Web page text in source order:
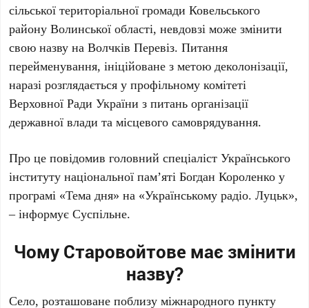
сільської територіальної громади Ковельського
району Волинської області, невдовзі може змінити
свою назву на Волчків Перевіз. Питання
перейменування, ініційоване з метою деколонізації,
наразі розглядається у профільному комітеті
Верховної Ради України з питань організації
державної влади та місцевого самоврядування.
Про це повідомив головний спеціаліст Українського
інституту національної пам’яті Богдан Короленко у
програмі «Тема дня» на «Українському радіо. Луцьк»,
– інформує Суспільне.
Чому Старовойтове має змінити
назву?
Село, розташоване поблизу міжнародного пункту